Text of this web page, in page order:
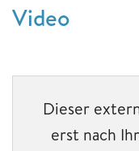
Video
Dieser
erst nach